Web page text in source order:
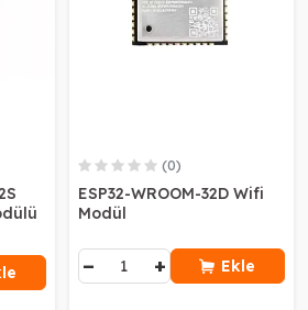
(0)
ESP32-WROOM-32D Wifi
Modül
− + Ekle